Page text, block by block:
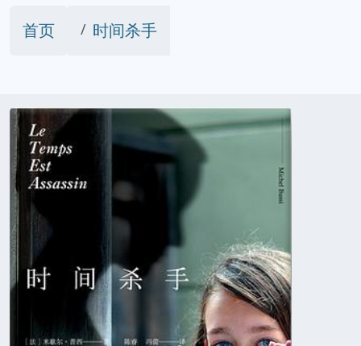
首页 时间杀手